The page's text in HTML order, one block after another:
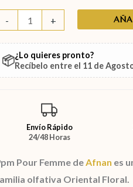
- +
📦¿Lo quieres pronto?
Recíbelo entre el 11 de
Envío Rápido
24/48 Horas
Pour Femme deAfnan es
olfativa Oriental Floral.